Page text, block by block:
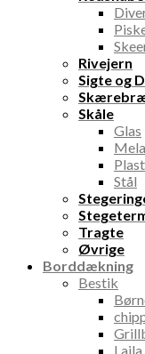
Rivejern
Sigte og
Skåle
Glas
Plast
Stål
Tragte
Øvrige
Borddækning
Bestik
Laila